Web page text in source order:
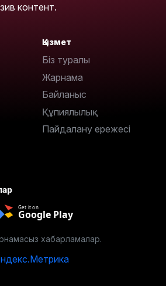
контент.
Қызмет
Біз туралы
Жарнама
Байланыс
Құпиялылық
Пайдалану ережесі
Get it on
Google Play
хабарламалар.